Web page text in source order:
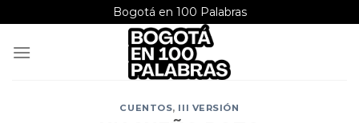
al
contenido
Bogotá en 100 Palabras
CUENTOS, III VERSIÓN